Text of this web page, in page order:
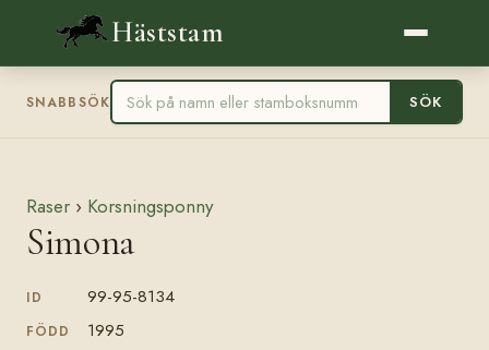
Häststam
SNABBSÖK SÖK
Raser › Korsningsponny
Simona
ID 99-95-8134
FÖDD 1995